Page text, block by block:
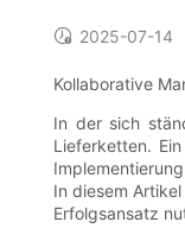
2025-07-14
Kollaborative
In der sich
Lieferketten.
In diesem
Erfolgsansatz